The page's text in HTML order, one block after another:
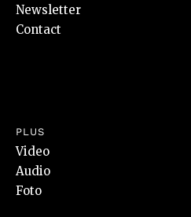
Newsletter
Contact
PLUS
Video
Audio
Foto